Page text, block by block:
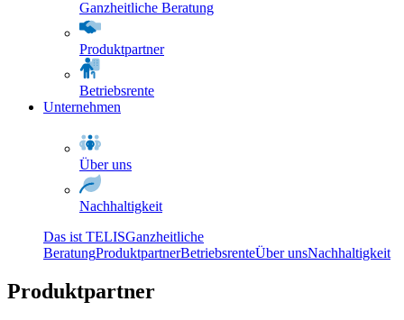
Ganzheitliche Beratung
Produktpartner
Betriebsrente
Unternehmen
Über uns
Nachhaltigkeit
Das ist TELISGanzheitliche
BeratungProduktpartnerBetriebsrenteÜber unsNachhaltigkeit
Produktpartner